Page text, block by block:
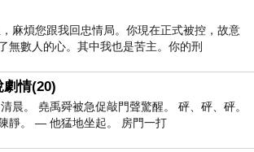
診換藥，第三天開始可回來洗頭 ( 診所
星期免費洗頭的服務 ) 。在來安排一個
、二年的階段性回診，讓楊醫師看一下
。現在的髮量髮線終於在細心照護下有
一樣了！！非常感謝羅丹診所專業的醫
麻煩您跟我回忠情局。你現在正式被控，故意
無數人的心。其中我也是苦主。你的刑
情(20)
晨。 堯禹舜被急促敲門聲驚醒。 砰、砰、砰。
靜。 — 他猛地坐起。 房門一打